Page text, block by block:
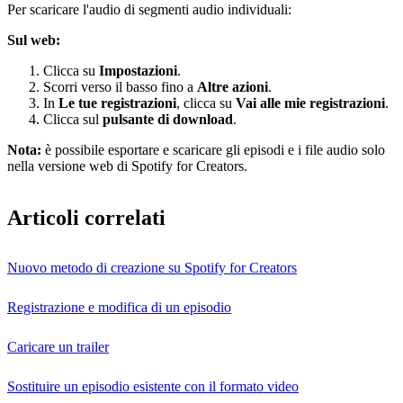
Per scaricare l'audio di segmenti audio individuali:
Sul web:
Clicca su Impostazioni.
Scorri verso il basso fino a Altre azioni.
In Le tue registrazioni, clicca su Vai alle mie registrazioni.
Clicca sul pulsante di download.
Nota: è possibile esportare e scaricare gli episodi e i file audio solo
nella versione web di Spotify for Creators.
Articoli correlati
Nuovo metodo di creazione su Spotify for Creators
Registrazione e modifica di un episodio
Caricare un trailer
Sostituire un episodio esistente con il formato video